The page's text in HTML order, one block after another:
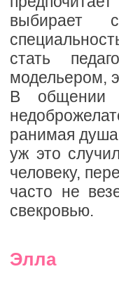
выбирает
стать
модельером,
В общении
ранимая
уж это
человеку,
часто не
свекровью.
Элла